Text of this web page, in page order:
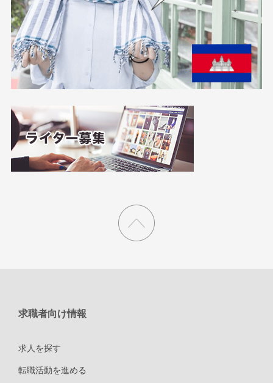
求職者向け情報
求人を探す
転職活動を進める